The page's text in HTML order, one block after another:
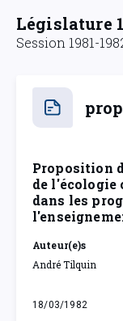
Législature
Session 1981-
Proposition
de l'écologie
dans les
Auteur(e)s
André Tilquin
18/03/1982
jeudi 18 mars